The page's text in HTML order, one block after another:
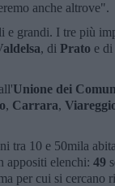
anche altrove".
e grandi. I tre più
, di Prato e di
Unione dei
, Carrara,
tra 10 e 50mila
appositi elenchi: 49
per cui si cercano